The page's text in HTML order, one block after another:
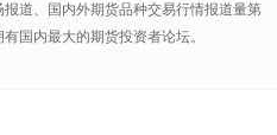
道、国内外期货品种交易行情报道量第
国内最大的期货投资者论坛。